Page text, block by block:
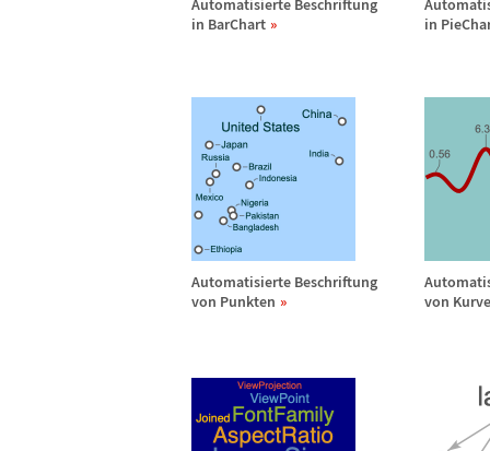
Automatisierte Beschriftung
in BarChart
in
Automatisierte Beschriftung
von Punkten
von